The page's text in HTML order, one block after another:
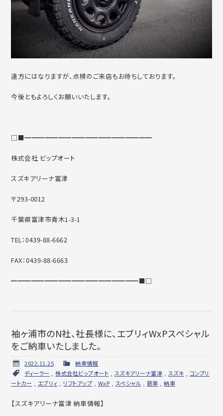
遠方にはなりますが、点検のご来店もお待ちしております。
今後ともよろしくお願いいたします。
□■━━━━━━━━━━━━━━━━━━━
株式会社 ビップオート
スズキアリーナ富津
〒293-0012
千葉県富津市青木1-3-1
TEL：0439-88-6662
FAX：0439-88-6663
━━━━━━━━━━━━━━━━━━━■□
袖ヶ浦市のN社、社長様に、エブリィWxPスペシャル
をご納車いたしました。
2022.11.25
納車情報
ディーラー
,株式会社ビップオート スズキアリーナ富津 スズキ
コンプリ
ートカー
エブリィ リフトアップ WxP スペシャル 新車 ,納車
【スズキアリーナ富津 納車情報】